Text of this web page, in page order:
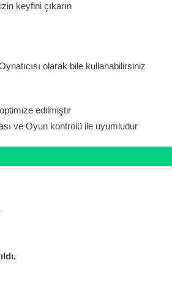
keyfini çıkarın
olarak bile kullanabilirsiniz
edilmiştir
ve Oyun kontrolü ile uyumludur